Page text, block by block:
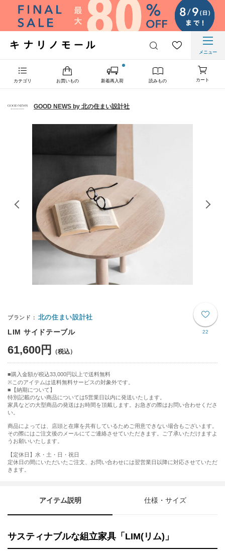
メニュー
カテゴリ お買いもの 新着再入荷 読みもの カート
GOOD NEWS by 北の住まい設計社
22
北の住まい設計社
LIM サイドテーブル
61,600円
購入金額が税込33,000円以上で送料無料
※このアイテムは送料無料サービスの対象外です。
【納期について】
特別記載のない商品については5営業日以内に発送いたします。
家具などの大型商品の発送はお時間を頂戴します。お急ぎの際はお問い合わせくださ
い。
商品によっては、店頭と在庫を共有しているためご用意できない場合もございます。
その際にはご注文後のメールにてご連絡させていただきます。ご了承いただけますよ
うお願いいたします。
【定休日】水・土・日・祝日
定休日の間にいただいたご注文、お問い合わせには翌営業日以降に対応させていただ
きます。
アイテム説明 仕様・サイズ
サスティナブルな組立家具「LIM(リム)」